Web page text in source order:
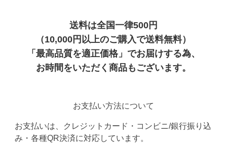
送料は全国一律500円
（10,000円以上のご購入で送料無料）
「最高品質を適正価格」でお届けする為、
お時間をいただく商品もございます。
お支払い方法について
お支払いは、クレジットカード・コンビニ/銀行振り込
み・各種QR決済に対応しています。